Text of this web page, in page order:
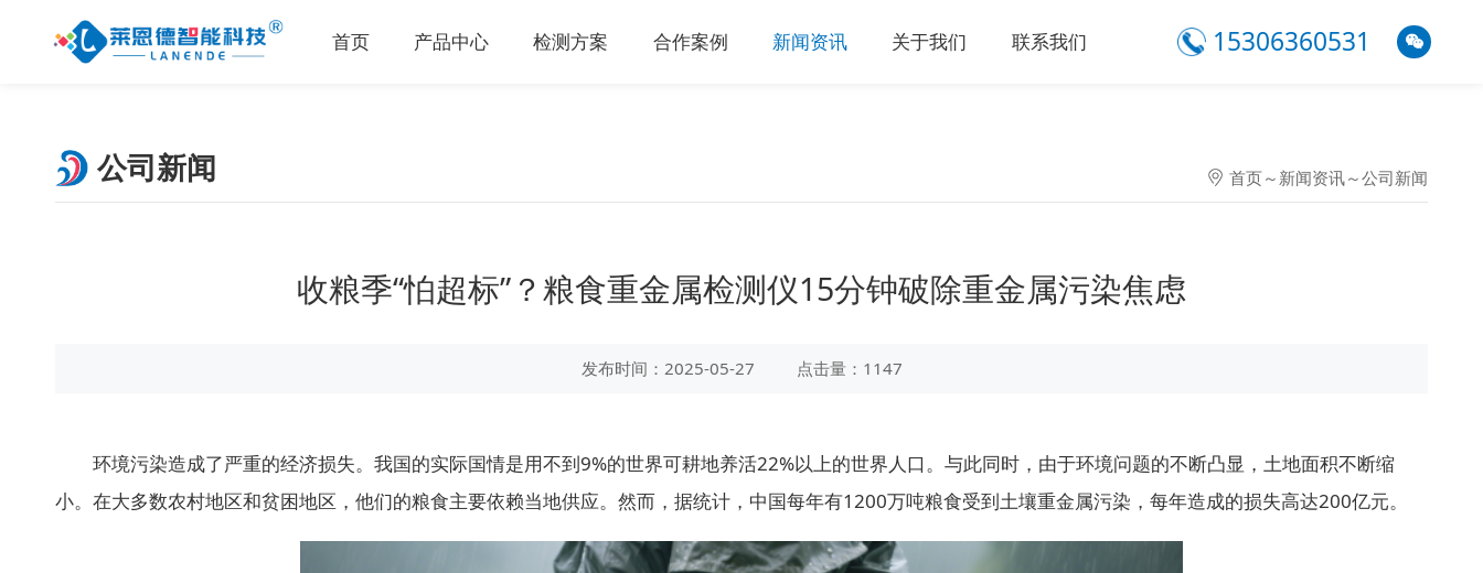
首页 产品中心 检测方案 合作案例 新闻资讯 关于我们 联系我们 15306360531
公司新闻 首页～ 新闻资讯～公司新闻
收粮季“怕超标”？粮食重金属检测仪15分钟破除重金属污染焦虑
发布时间：2025-05-27 点击量：1147
环境污染造成了严重的经济损失。我国的实际国情是用不到9%的世界可耕地养活22%以上的世界人口。与此同时，由于环境问题的不断凸显，土地面积不断缩
小。在大多数农村地区和贫困地区，他们的粮食主要依赖当地供应。然而，据统计，中国每年有1200万吨粮食受到土壤重金属污染，每年造成的损失高达200亿元。